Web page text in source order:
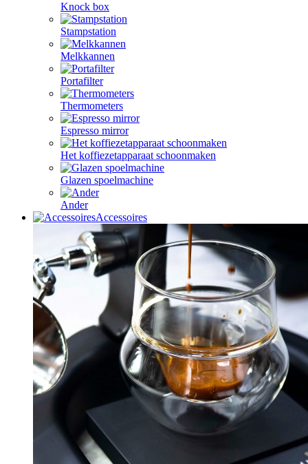
Knock box
Stampstation
Melkkannen
Portafilter
Thermometers
Espresso mirror
Het koffiezetapparaat schoonmaken
Glazen spoelmachine
Ander
Accessoires